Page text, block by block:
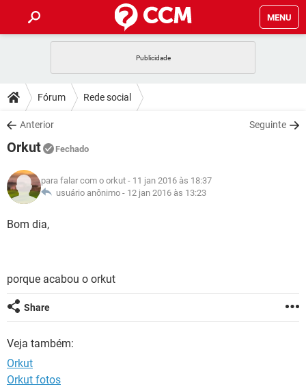
MENU
CELULAR
OUTLOOK
INSTAGRAM
GUIA DE COMPRAS
DICAS
JOGOS
INSTAGRAM GMAIL
GUIA DE COMPRAS
DOWNLOADS
JOGOS
CELULAR
OUTLOOK EXCEL
INSTAGRAM
JOGOS WHATSAPP
CELULAR
OUTLOOK
GUIA DE COMPRAS
GLOSSÁRIO
JOGOS
INSTAGRAM
GUIA DE COMPRAS
Fórum Rede social
Anterior Seguinte
Orkut Fechado
para falar com o orkut - 11 jan 2016 às 18:37
usuário anônimo - 12 jan 2016 às 13:23
Bom dia,
porque acabou o orkut
Share
Veja também:
Orkut
Orkut fotos